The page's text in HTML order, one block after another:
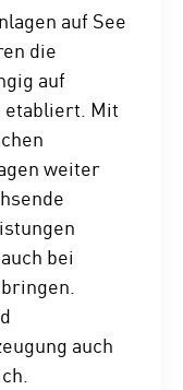
auf See
die
auf
etabliert. Mit
weiter
bei
auch